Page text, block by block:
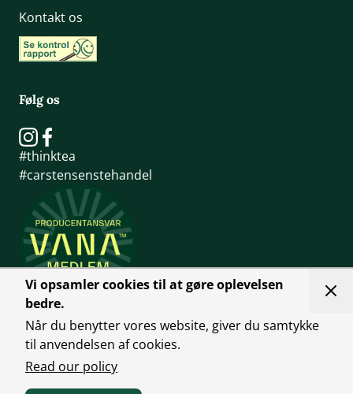
Vi opsamler cookies til at gøre oplevelsen
bedre.
Når du benytter vores website, giver du samtykke
til anvendelsen af cookies.
Read our policy
Kontakt os
Følg os
#thinktea
#carstensenstehandel